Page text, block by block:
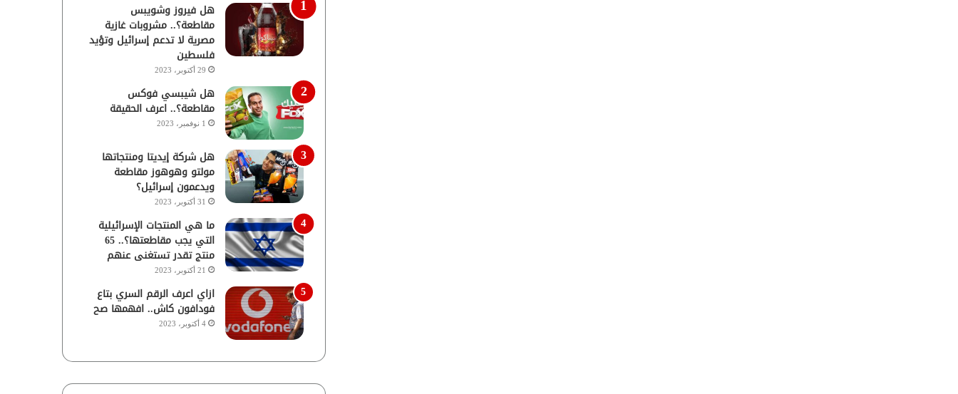
هل فيروز وشويبس
مقاطعة؟.. مشروبات غازية
مصرية لا تدعم إسرائيل وتؤيد
فلسطين
29 أكتوبر، 2023
هل شيبسي فوكس
مقاطعة؟.. اعرف الحقيقة
1 نوفمبر، 2023
هل شركة إيديتا ومنتجاتها
مولتو وهوهوز مقاطعة
ويدعمون إسرائيل؟
31 أكتوبر، 2023
ما هي المنتجات الإسرائيلية
التي يجب مقاطعتها؟.. 65
منتج تقدر تستغنى عنهم
21 أكتوبر، 2023
ازاي اعرف الرقم السري بتاع
فودافون كاش.. افهمها صح
4 أكتوبر، 2023